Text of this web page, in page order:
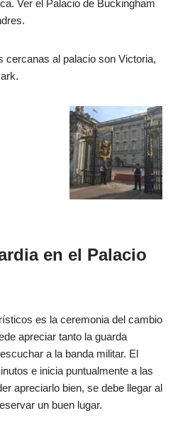
Ver el Palacio de Buckingham
cercanas al palacio son Victoria,
en el Palacio
es la ceremonia del cambio
apreciar tanto la guarda
a la banda militar. El
e inicia puntualmente a las
apreciarlo bien, se debe llegar al
un buen lugar.